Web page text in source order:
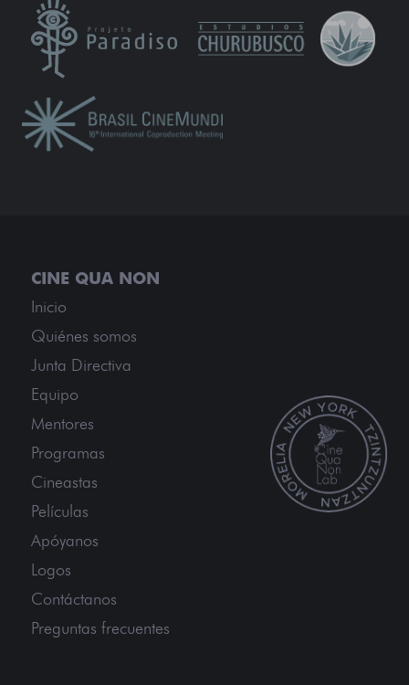
Inicio
Quiénes somos
Junta Directiva
Equipo
Mentores
Programas
Cineastas
Películas
Apóyanos
Logos
Contáctanos
Preguntas frecuentes